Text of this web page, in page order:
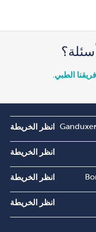
الطبي
انظر الخريطة
انظر الخريطة
انظر الخريطة
انظر الخريطة